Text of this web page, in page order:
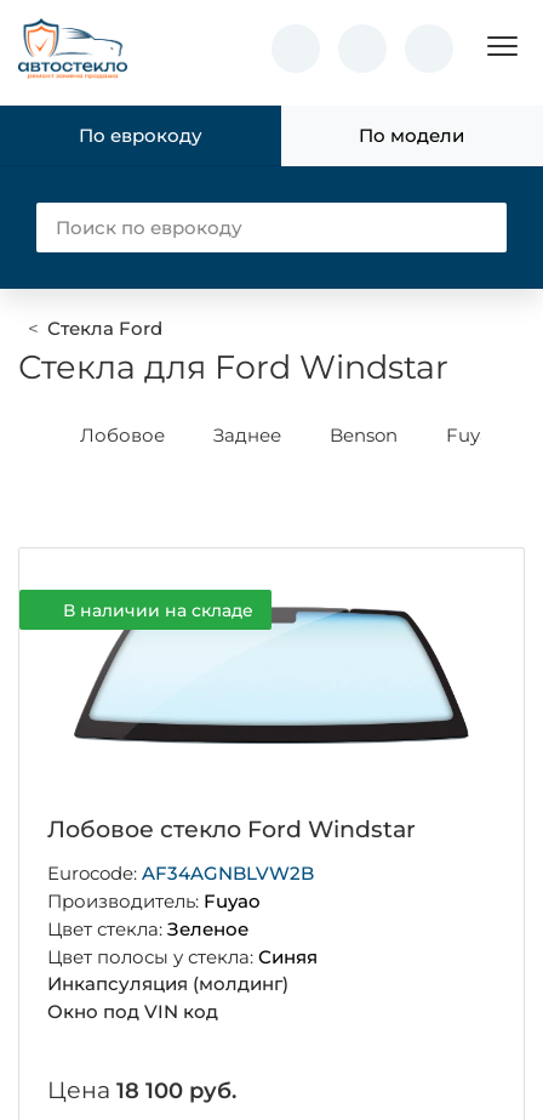
По еврокоду По модели
Стекла Ford
Стекла для Ford Windstar
Лобовое Заднее Benson Fuyao
В наличии на складе
Лобовое стекло Ford Windstar
Eurocode: AF34AGNBLVW2B
Производитель: Fuyao
Цвет стекла: Зеленое
Цвет полосы у стекла: Синяя
Инкапсуляция (молдинг)
Окно под VIN код
Цена 18 100 руб.